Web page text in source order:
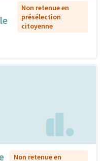
Non retenue en
présélection
citoyenne
Non retenue en